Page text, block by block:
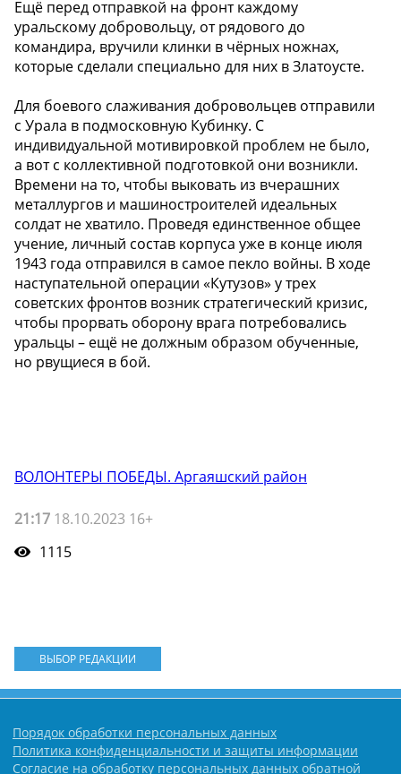
Ещё перед отправкой на фронт каждому
уральскому добровольцу, от рядового до
командира, вручили клинки в чёрных ножнах,
которые сделали специально для них в Златоусте.
Для боевого слаживания добровольцев отправили
с Урала в подмосковную Кубинку. С
индивидуальной мотивировкой проблем не было,
а вот с коллективной подготовкой они возникли.
Времени на то, чтобы выковать из вчерашних
металлургов и машиностроителей идеальных
солдат не хватило. Проведя единственное общее
учение, личный состав корпуса уже в конце июля
1943 года отправился в самое пекло войны. В ходе
наступательной операции «Кутузов» у трех
советских фронтов возник стратегический кризис,
чтобы прорвать оборону врага потребовались
уральцы – ещё не должным образом обученные,
но рвущиеся в бой.
ВОЛОНТЕРЫ ПОБЕДЫ. Аргаяшский район
21:17 18.10.2023 16+
1115
ВЫБОР РЕДАКЦИИ
Порядок обработки персональных данных
Политика конфиденциальности и защиты информации
Согласие на обработку персональных данных обратной